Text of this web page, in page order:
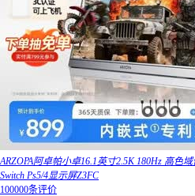
ARZOPA阿卓帕小卓16.1英寸2.5K 180Hz 高色
Switch Ps5/4显示屏Z3FC
100000条评价